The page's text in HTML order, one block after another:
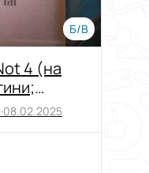
Б/В
4 (на
08.02.2025